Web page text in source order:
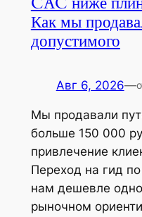
Как мы
допустимого
Авг 6, 2026—
Мы продавали
больше 150 000
привлечение
Переход на гид
нам дешевле
рыночном